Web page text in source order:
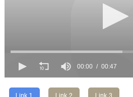
00:00 00:47
Link 1 Link 2 Link 3